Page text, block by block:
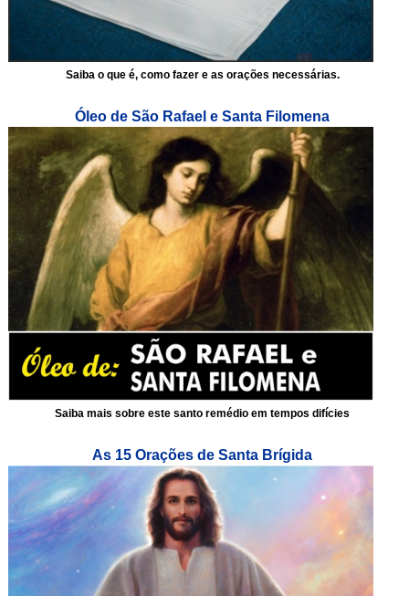
Saiba o que é, como fazer e as orações necessárias.
Óleo de São Rafael e Santa Filomena
Saiba mais sobre este santo remédio em tempos difícies
As 15 Orações de Santa Brígida